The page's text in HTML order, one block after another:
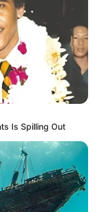
Is Spilling Out